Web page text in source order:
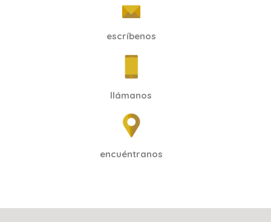
escríbenos
llámanos
encuéntranos